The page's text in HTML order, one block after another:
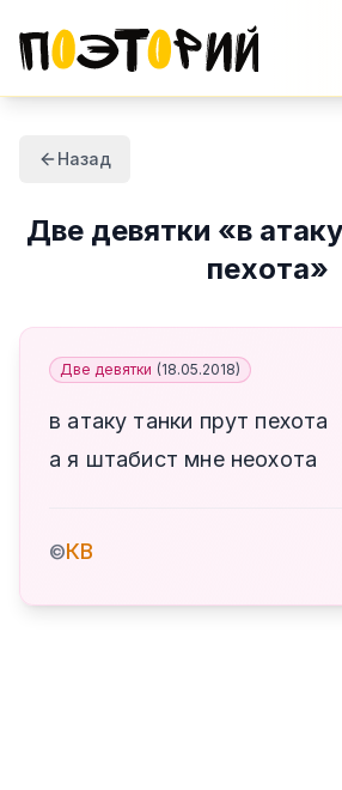
Назад
Две девятки «в
пехота»
Две девятки (18.05.2018)
в атаку танки прут пехота
а я штабист мне неохота
©КВ